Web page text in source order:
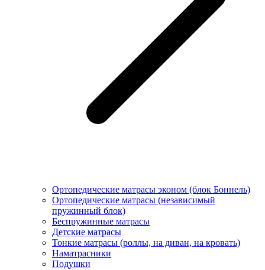
Ортопедические матрасы эконом (блок Боннель)
Ортопедические матрасы (независимый
пружинный блок)
Беcпружинные матрасы
Детские матрасы
Тонкие матрасы (роллы, на диван, на кровать)
Наматрасники
Подушки